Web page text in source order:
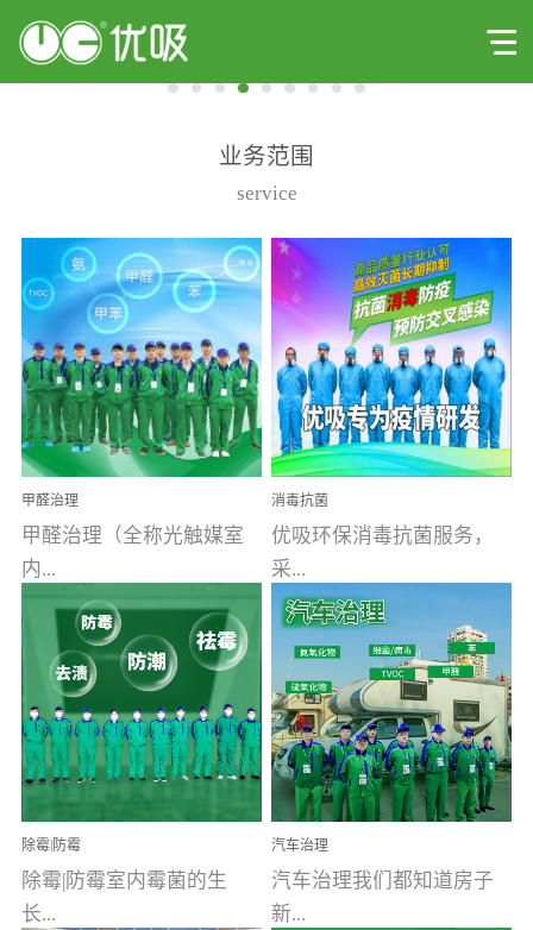
业务范围
service
甲醛治理
甲醛治理（全称光触媒室
内...
空气污染净化治理）工业
文明的进步，创造了多姿
多彩的家居产品和生活情
调，但也带来了以甲醛为
首的室内...
消毒抗菌
优吸环保消毒抗菌服务，
采...
用行业公认奥维牌消毒
液，具备杀死人体冠状病
毒的功效，杀菌率
99.99%。相对于传统消毒
液来说，无...
除霉|防霉
除霉|防霉室内霉菌的生
长...
汽车治理
汽车治理我们都知道房子
新...